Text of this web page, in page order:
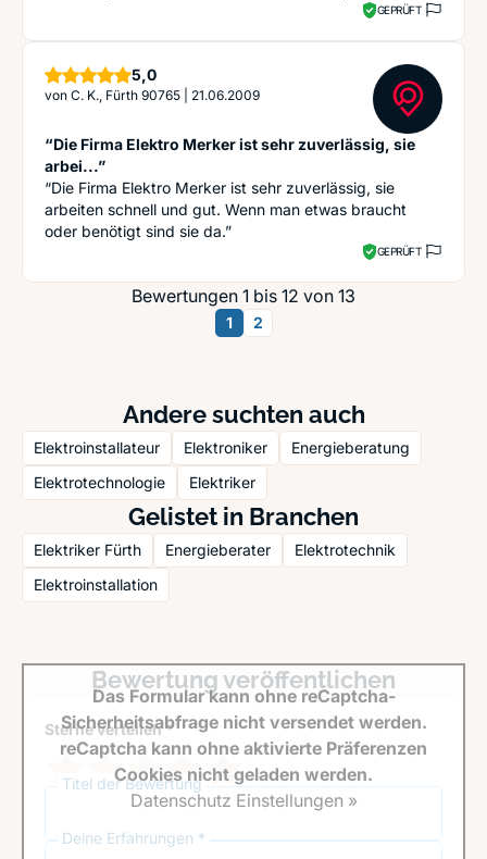
GEPRÜFT
5,0Sterne
von C. K., Fürth 90765 21.06.2009
“Die Firma Elektro Merker ist sehr zuverlässig, sie
arbei...”
“Die Firma Elektro Merker ist sehr zuverlässig, sie
arbeiten schnell und gut. Wenn man etwas braucht
oder benötigt sind sie da.”
GEPRÜFT
Bewertungen 1 bis 12 von 13
1 2
Andere suchten auch
Elektroinstallateur Elektroniker
Energieberatung
Elektrotechnologie
Elektriker
Gelistet in Branchen
Elektriker Fürth Energieberater
Elektrotechnik
Elektroinstallation
Bewertung veröffentlichen
Sterne verteilen *
Titel der Bewertung
Deine Erfahrungen *
Das Formular kann ohne reCaptcha-
Sicherheitsabfrage nicht versendet werden.
reCaptcha kann ohne aktivierte Präferenzen
Cookies nicht geladen werden.
Datenschutz Einstellungen »